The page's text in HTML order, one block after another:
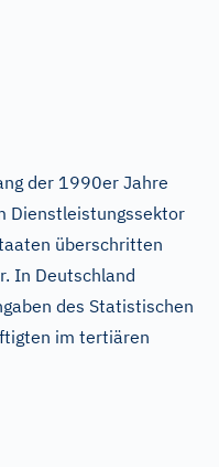
der 1990er Jahre
Dienstleistungssektor
überschritten
In Deutschland
des Statistischen
im tertiären